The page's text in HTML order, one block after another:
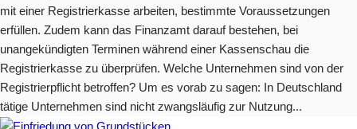
mit einer Registrierkasse arbeiten, bestimmte Voraussetzungen
erfüllen. Zudem kann das Finanzamt darauf bestehen, bei
unangekündigten Terminen während einer Kassenschau die
Registrierkasse zu überprüfen. Welche Unternehmen sind von der
Registrierpflicht betroffen? Um es vorab zu sagen: In Deutschland
tätige Unternehmen sind nicht zwangsläufig zur Nutzung...